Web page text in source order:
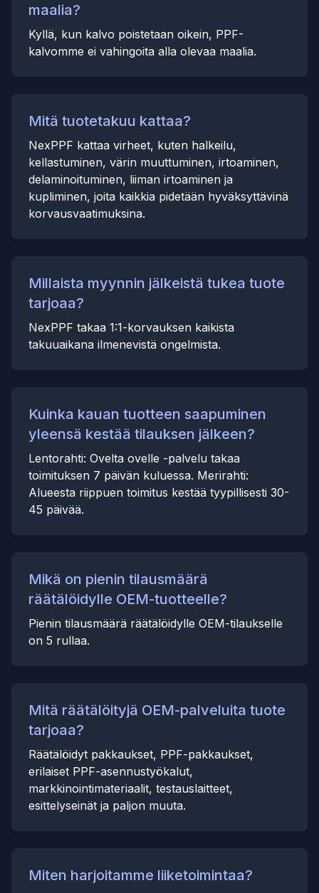
maalia?
Kyllä, kun kalvo poistetaan oikein, PPF-
kalvomme ei vahingoita alla olevaa maalia.
Mitä tuotetakuu kattaa?
NexPPF kattaa virheet, kuten halkeilu,
kellastuminen, värin muuttuminen, irtoaminen,
delaminoituminen, liiman irtoaminen ja
kupliminen, joita kaikkia pidetään hyväksyttävinä
korvausvaatimuksina.
Millaista myynnin jälkeistä tukea tuote
tarjoaa?
NexPPF takaa 1:1-korvauksen kaikista
takuuaikana ilmenevistä ongelmista.
Kuinka kauan tuotteen saapuminen
yleensä kestää tilauksen jälkeen?
Lentorahti: Ovelta ovelle -palvelu takaa
toimituksen 7 päivän kuluessa. Merirahti:
Alueesta riippuen toimitus kestää tyypillisesti 30-
45 päivää.
Mikä on pienin tilausmäärä
räätälöidylle OEM-tuotteelle?
Pienin tilausmäärä räätälöidylle OEM-tilaukselle
on 5 rullaa.
Mitä räätälöityjä OEM-palveluita tuote
tarjoaa?
Räätälöidyt pakkaukset, PPF-pakkaukset,
erilaiset PPF-asennustyökalut,
markkinointimateriaalit, testauslaitteet,
esittelyseinät ja paljon muuta.
Miten harjoitamme liiketoimintaa?